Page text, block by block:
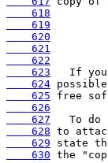
    618
    619
    620
    621
    622
    623
    624
    625
    626
    627
    628
    629
    630